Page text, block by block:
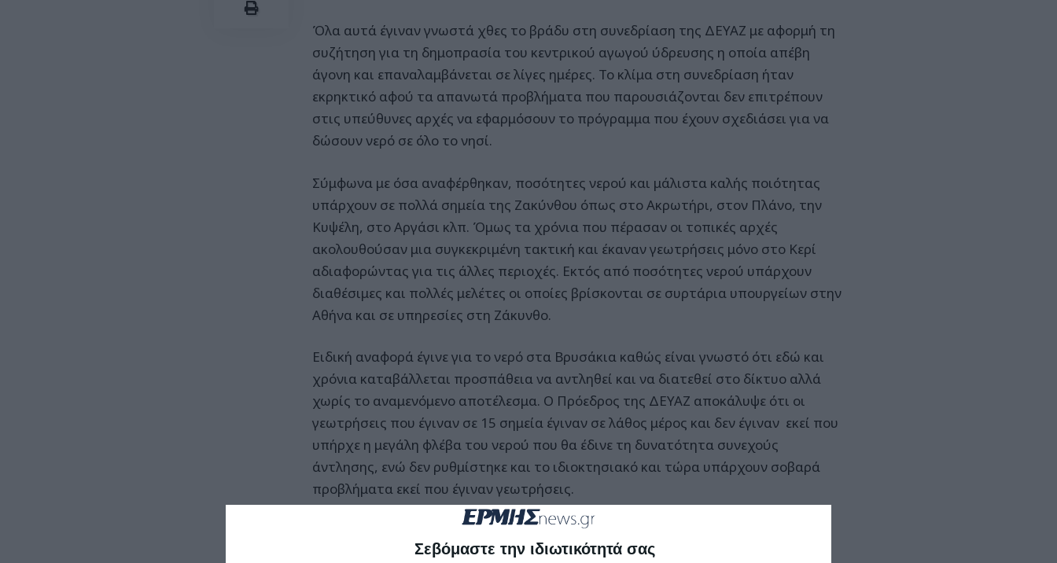
Σεβόμαστε την ιδιωτικότητά σας
Όλα αυτά έγιναν γνωστά χθες το βράδυ στη συνεδρίαση της ΔΕΥΑΖ με αφορμή τη
συζήτηση για τη δημοπρασία του κεντρικού αγωγού ύδρευσης η οποία απέβη
άγονη και επαναλαμβάνεται σε λίγες ημέρες. Το κλίμα στη συνεδρίαση ήταν
εκρηκτικό αφού τα απανωτά προβλήματα που παρουσιάζονται δεν επιτρέπουν
στις υπεύθυνες αρχές να εφαρμόσουν το πρόγραμμα που έχουν σχεδιάσει για να
δώσουν νερό σε όλο το νησί.
Σύμφωνα με όσα αναφέρθηκαν, ποσότητες νερού και μάλιστα καλής ποιότητας
υπάρχουν σε πολλά σημεία της Ζακύνθου όπως στο Ακρωτήρι, στον Πλάνο, την
Κυψέλη, στο Αργάσι κλπ. Όμως τα χρόνια που πέρασαν οι τοπικές αρχές
ακολουθούσαν μια συγκεκριμένη τακτική και έκαναν γεωτρήσεις μόνο στο Κερί
αδιαφορώντας για τις άλλες περιοχές. Εκτός από ποσότητες νερού υπάρχουν
διαθέσιμες και πολλές μελέτες οι οποίες βρίσκονται σε συρτάρια υπουργείων στην
Αθήνα και σε υπηρεσίες στη Ζάκυνθο.
Ειδική αναφορά έγινε για το νερό στα Βρυσάκια καθώς είναι γνωστό ότι εδώ και
χρόνια καταβάλλεται προσπάθεια να αντληθεί και να διατεθεί στο δίκτυο αλλά
χωρίς το αναμενόμενο αποτέλεσμα. Ο Πρόεδρος της ΔΕΥΑΖ αποκάλυψε ότι οι
γεωτρήσεις που έγιναν σε 15 σημεία έγιναν σε λάθος μέρος και δεν έγιναν εκεί που
υπήρχε η μεγάλη φλέβα του νερού που θα έδινε τη δυνατότητα συνεχούς
άντλησης, ενώ δεν ρυθμίστηκε και το ιδιοκτησιακό και τώρα υπάρχουν σοβαρά
προβλήματα εκεί που έγιναν γεωτρήσεις.